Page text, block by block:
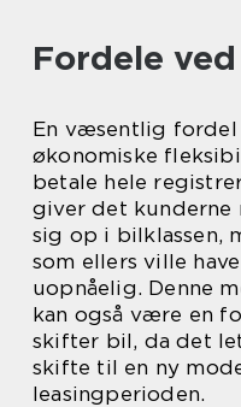
Fordele
En væsentlig fordel
økonomiske
betale hele
giver det
sig op i bilklassen,
som ellers ville
uopnåelig. Denne
kan også være en
skifter bil, da det
skifte til en ny
leasingperioden.